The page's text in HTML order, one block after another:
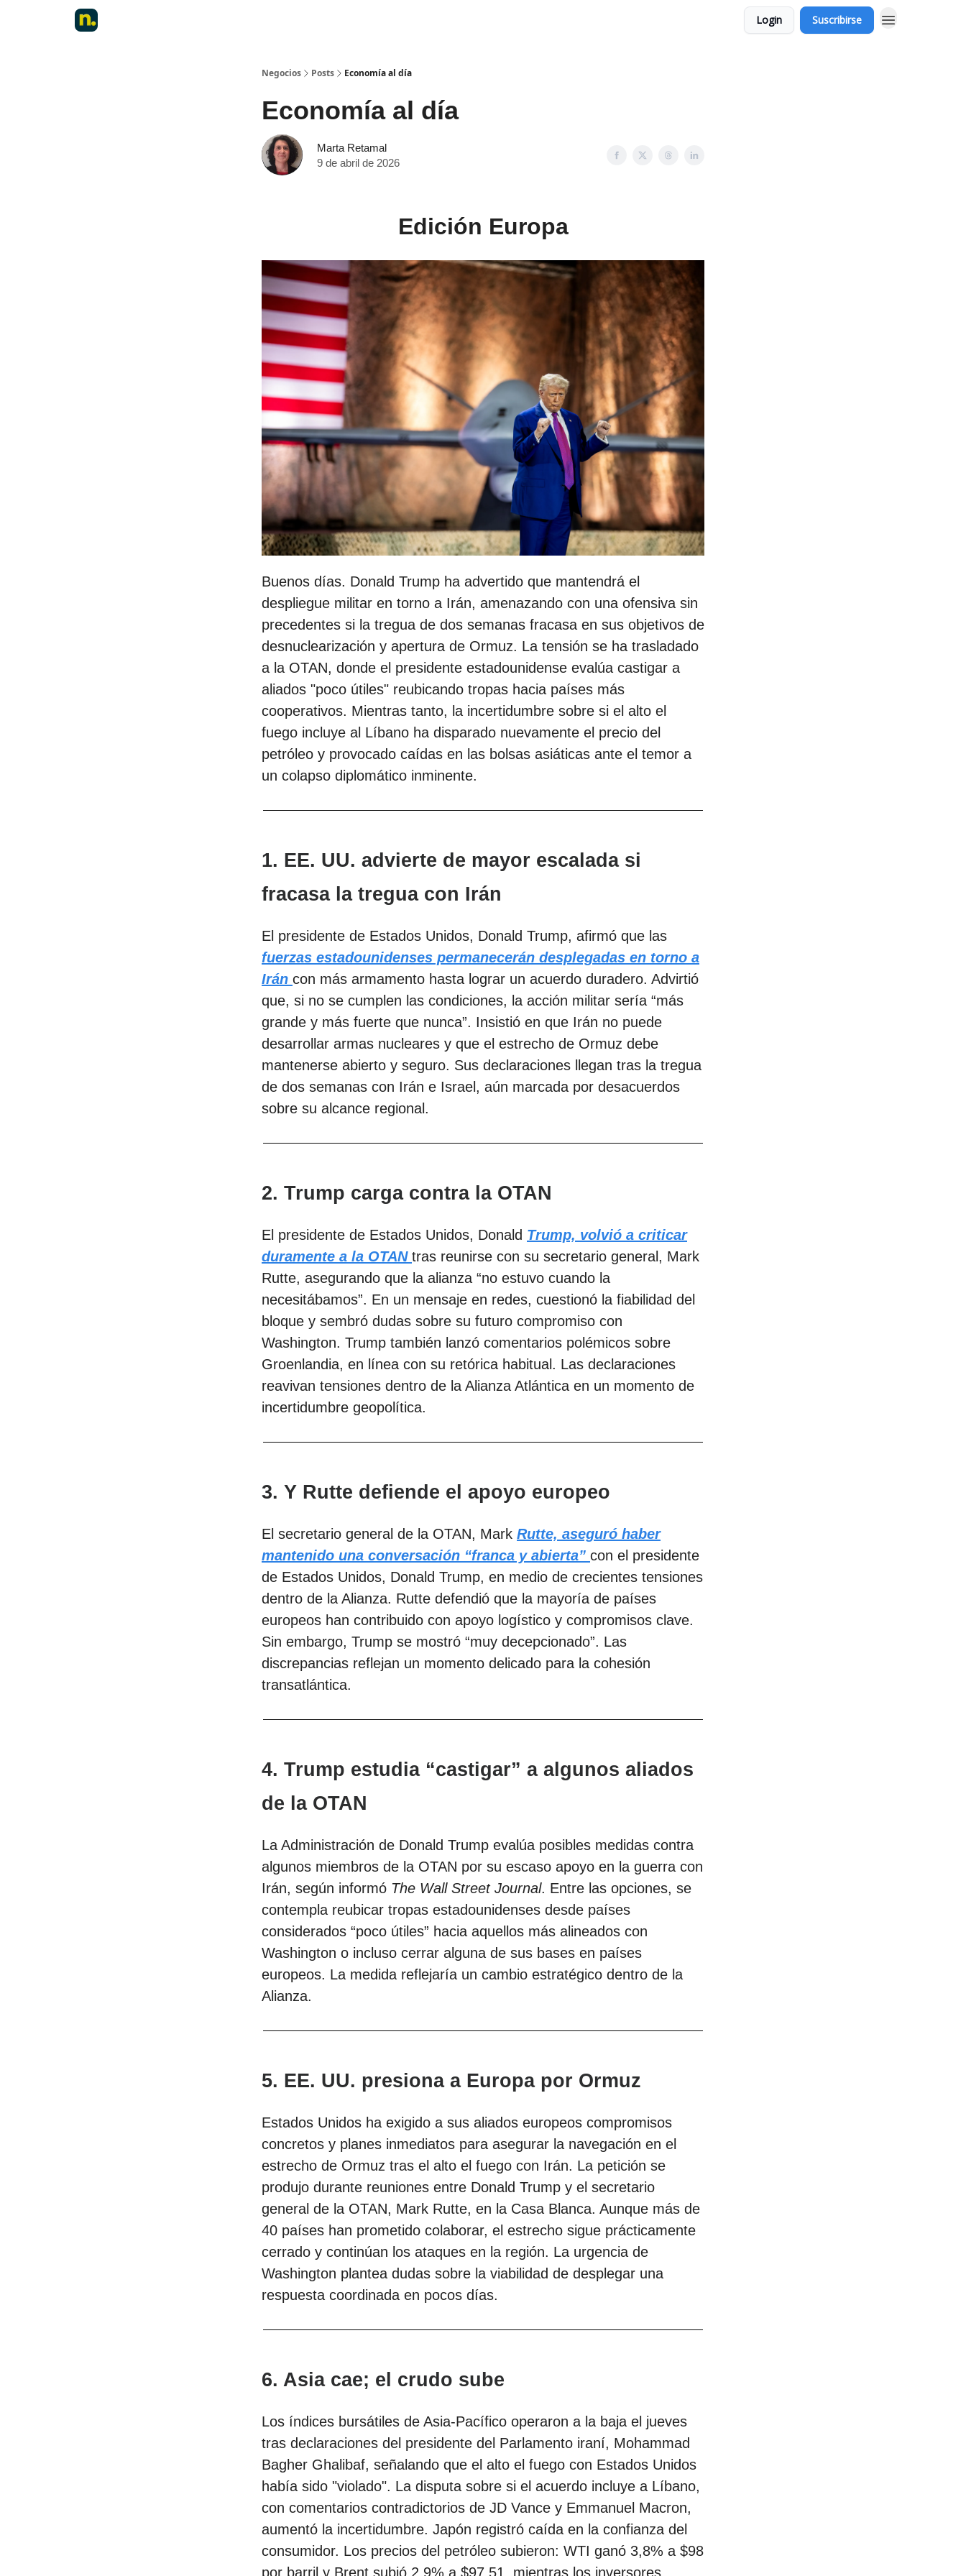
Login Suscribirse
Negocios Posts Economía al día
Economía al día
Marta Retamal
9 de abril de 2026
Edición Europa
Buenos días. Donald Trump ha advertido que mantendrá el
despliegue militar en torno a Irán, amenazando con una ofensiva sin
precedentes si la tregua de dos semanas fracasa en sus objetivos de
desnuclearización y apertura de Ormuz. La tensión se ha trasladado
a la OTAN, donde el presidente estadounidense evalúa castigar a
aliados "poco útiles" reubicando tropas hacia países más
cooperativos. Mientras tanto, la incertidumbre sobre si el alto el
fuego incluye al Líbano ha disparado nuevamente el precio del
petróleo y provocado caídas en las bolsas asiáticas ante el temor a
un colapso diplomático inminente.
1. EE. UU. advierte de mayor escalada si
fracasa la tregua con Irán
El presidente de Estados Unidos, Donald Trump, afirmó que las
fuerzas estadounidenses permanecerán desplegadas en torno a
Irán con más armamento hasta lograr un acuerdo duradero. Advirtió
que, si no se cumplen las condiciones, la acción militar sería “más
grande y más fuerte que nunca”. Insistió en que Irán no puede
desarrollar armas nucleares y que el estrecho de Ormuz debe
mantenerse abierto y seguro. Sus declaraciones llegan tras la tregua
de dos semanas con Irán e Israel, aún marcada por desacuerdos
sobre su alcance regional.
2. Trump carga contra la OTAN
El presidente de Estados Unidos, Donald Trump, volvió a criticar
duramente a la OTAN tras reunirse con su secretario general, Mark
Rutte, asegurando que la alianza “no estuvo cuando la
necesitábamos”. En un mensaje en redes, cuestionó la fiabilidad del
bloque y sembró dudas sobre su futuro compromiso con
Washington. Trump también lanzó comentarios polémicos sobre
Groenlandia, en línea con su retórica habitual. Las declaraciones
reavivan tensiones dentro de la Alianza Atlántica en un momento de
incertidumbre geopolítica.
3. Y Rutte defiende el apoyo europeo
El secretario general de la OTAN, Mark Rutte, aseguró haber
mantenido una conversación “franca y abierta” con el presidente
de Estados Unidos, Donald Trump, en medio de crecientes tensiones
dentro de la Alianza. Rutte defendió que la mayoría de países
europeos han contribuido con apoyo logístico y compromisos clave.
Sin embargo, Trump se mostró “muy decepcionado”. Las
discrepancias reflejan un momento delicado para la cohesión
transatlántica.
4. Trump estudia “castigar” a algunos aliados
de la OTAN
La Administración de Donald Trump evalúa posibles medidas contra
algunos miembros de la OTAN por su escaso apoyo en la guerra con
Irán, según informó The Wall Street Journal. Entre las opciones, se
contempla reubicar tropas estadounidenses desde países
considerados “poco útiles” hacia aquellos más alineados con
Washington o incluso cerrar alguna de sus bases en países
europeos. La medida reflejaría un cambio estratégico dentro de la
Alianza.
5. EE. UU. presiona a Europa por Ormuz
Estados Unidos ha exigido a sus aliados europeos compromisos
concretos y planes inmediatos para asegurar la navegación en el
estrecho de Ormuz tras el alto el fuego con Irán. La petición se
produjo durante reuniones entre Donald Trump y el secretario
general de la OTAN, Mark Rutte, en la Casa Blanca. Aunque más de
40 países han prometido colaborar, el estrecho sigue prácticamente
cerrado y continúan los ataques en la región. La urgencia de
Washington plantea dudas sobre la viabilidad de desplegar una
respuesta coordinada en pocos días.
6. Asia cae; el crudo sube
Los índices bursátiles de Asia-Pacífico operaron a la baja el jueves
tras declaraciones del presidente del Parlamento iraní, Mohammad
Bagher Ghalibaf, señalando que el alto el fuego con Estados Unidos
había sido "violado". La disputa sobre si el acuerdo incluye a Líbano,
con comentarios contradictorios de JD Vance y Emmanuel Macron,
aumentó la incertidumbre. Japón registró caída en la confianza del
consumidor. Los precios del petróleo subieron: WTI ganó 3,8% a $98
por barril y Brent subió 2,9% a $97,51, mientras los inversores